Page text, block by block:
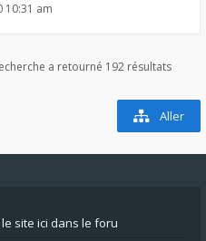
10:31 am
a retourné 192 résultats
Aller
site ici dans le foru